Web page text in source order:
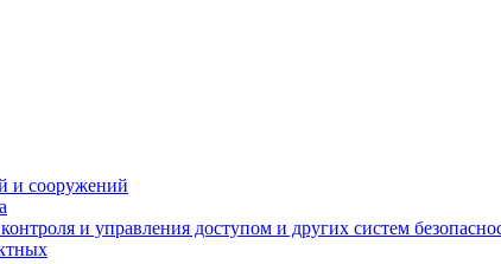
и сооружений
и управления доступом и других систем